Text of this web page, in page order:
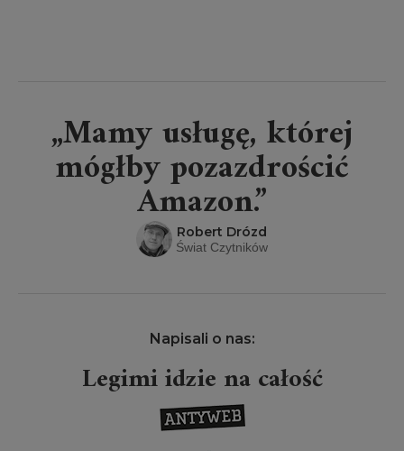
„Mamy usługę, której
mógłby pozazdrościć
Amazon.”
Robert Drózd
Świat Czytników
Napisali o nas:
Legimi idzie na całość